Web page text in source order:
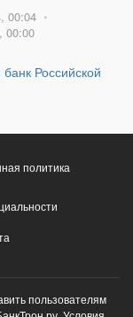
00:04 •
00:00
Российской
политика
пользователям